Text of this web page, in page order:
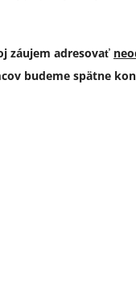
záujem adresovať
budeme spätne